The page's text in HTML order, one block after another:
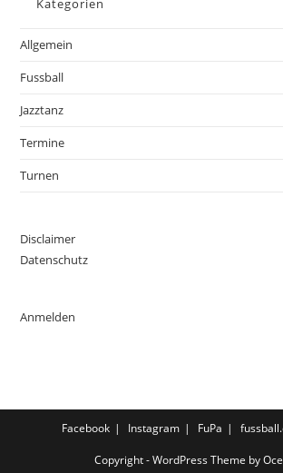
Kategorien
Allgemein
Fussball
Jazztanz
Termine
Turnen
Disclaimer
Datenschutz
Anmelden
Facebook Instagram FuPa
Copyright - WordPress Theme by